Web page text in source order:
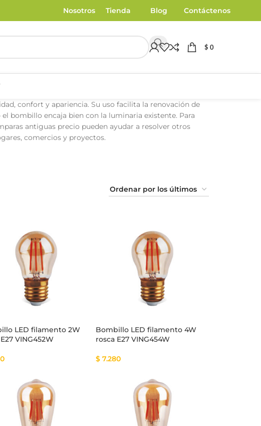
Nosotros Tienda Blog Contáctenos
$ 0
confort y apariencia. Su uso facilita la renovación de
bombillo encaja bien con la luminaria existente. Para
antiguas precio pueden ayudar a resolver otros
comercios y proyectos.
LED filamento 2W
VING452W
Bombillo LED filamento 4W
rosca E27 VING454W
$7.280